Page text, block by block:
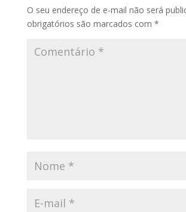
O seu endereço de e-mail não será
obrigatórios são marcados com *